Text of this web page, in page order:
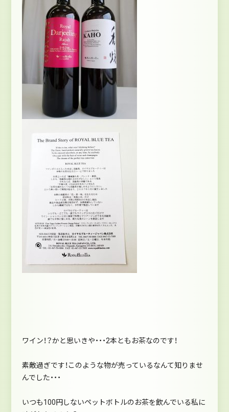
ワイン！？かと思いきや・・・2本ともお茶なのです！
素敵過ぎです！このような物が売っているなんて知りませ
んでした・・・
いつも100円しないペットボトルのお茶を飲んでいる私に